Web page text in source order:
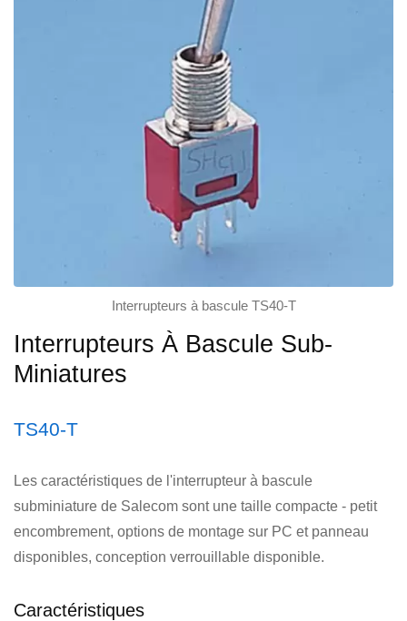
Interrupteurs à bascule TS40-T
Interrupteurs À Bascule Sub-
Miniatures
TS40-T
Les caractéristiques de l'interrupteur à bascule
subminiature de Salecom sont une taille compacte - petit
encombrement, options de montage sur PC et panneau
disponibles, conception verrouillable disponible.
Caractéristiques